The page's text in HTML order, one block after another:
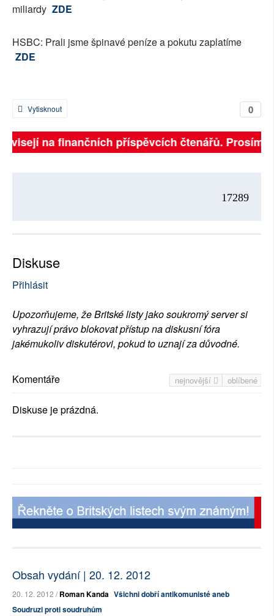
miliardy ZDE
HSBC: Prali jsme špinavé peníze a pokutu zaplatíme
ZDE
0
Vytisknout
na finančních příspěvcích čtenářů. Prosíme,
17289
Diskuse
Přihlásit
Upozorňujeme, že Britské listy jako soukromý server si
vyhrazují právo blokovat přístup na diskusní fóra
jakémukoliv diskutérovi, pokud to uznají za důvodné.
nejnovější oblíbené
Komentáře
Diskuse je prázdná.
Obsah vydání | 20. 12. 2012
20. 12. 2012 /Roman Kanda Všichni dobří antikomunisté aneb
Soudruzi proti soudruhům